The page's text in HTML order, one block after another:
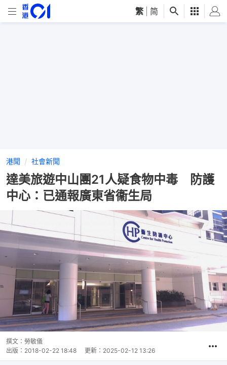
繁 简
港聞 社會新聞
達美旅遊中山團21人疑食物中毒 防護
中心：已通報廣東省衞生局
撰文： 勞敏儀
出版： 2018-02-22 18:48 更新： 2025-02-12 13:26